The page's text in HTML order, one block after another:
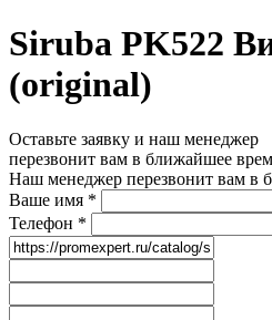
Siruba PK522
(original)
Оставьте заявку и наш менеджер
перезвонит вам в ближайшее
Наш менеджер перезвонит вам в
Ваше имя *
Телефон *